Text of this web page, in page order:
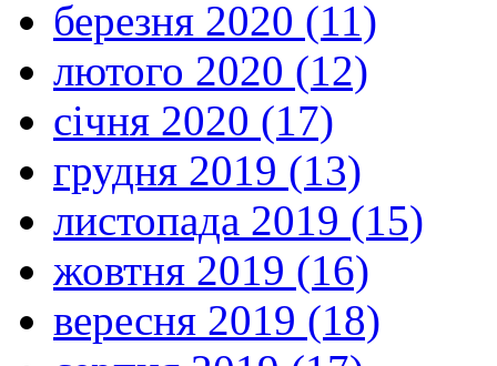
березня 2020 (11)
лютого 2020 (12)
січня 2020 (17)
грудня 2019 (13)
листопада 2019 (15)
жовтня 2019 (16)
вересня 2019 (18)